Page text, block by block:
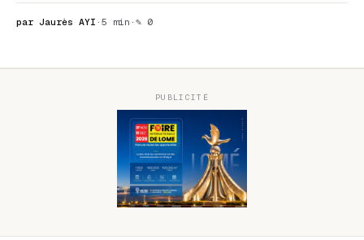
par Jaurès AYI · 5 min · ✎ 0
PUBLICITÉ